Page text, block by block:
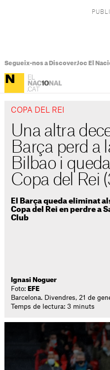
Segueix-nos a DiscoverJoc El
COPA DEL REI
Una altra
Barça perd a
Bilbao i
Copa del Rei
El Barça queda eliminat
Copa del Rei en perdre a
Club
Ignasi Noguer
Foto: EFE
Barcelona. Divendres, 21 de
Temps de lectura: 3 minuts